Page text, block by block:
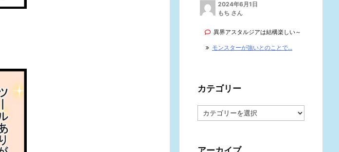
2024年6月1日
もち さん
異界アスタルジアは結構楽しい～
モンスターが強いとのことで...
カテゴリー
テ
ー